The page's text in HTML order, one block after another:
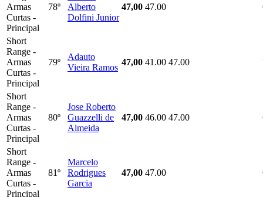
Armas
Curtas -
Principal
78º
Alberto
Dolfini Junior
47,00 47.00
Short
Range -
Armas
Curtas -
Principal
79º
Adauto
Vieira Ramos
47,00 41.00 47.00
Short
Range -
Armas
Curtas -
Principal
80º
Jose Roberto
Guazzelli de
Almeida
47,00 46.00 47.00
Short
Range -
Armas
Curtas -
Principal
81º
Marcelo
Rodrigues
Garcia
47,00 47.00